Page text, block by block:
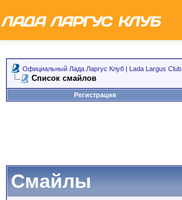
Официальный Лада Ларгус Клуб | Lada Largus Club
Список смайлов
Регистрация
Смайлы